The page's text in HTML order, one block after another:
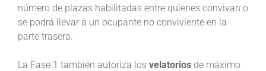
número de plazas habilitadas entre quienes convivan o
se podrá llevar a un ocupante no conviviente en la
parte trasera.
La Fase 1 también autoriza los velatorios de máximo